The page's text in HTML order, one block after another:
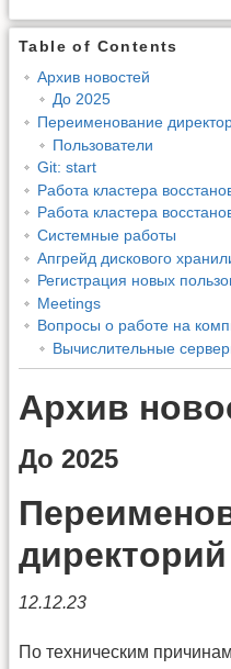
Table of Contents
Архив новостей
До 2025
Переименование
Пользователи
Git: start
Работа кластера
Работа кластера
Системные работы
Апгрейд дискового
Регистрация новых
Meetings
Вопросы о работе на
Вычислительные
Архив
До 2025
12.12.23
По техническим